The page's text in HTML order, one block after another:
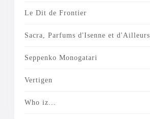
Le Dit de Frontier
Sacra, Parfums d'Isenne et d'Ailleurs
Seppenko Monogatari
Vertigen
Who iz...